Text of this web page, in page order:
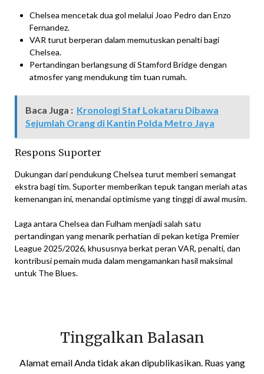
Chelsea mencetak dua gol melalui Joao Pedro dan Enzo
Fernandez.
VAR turut berperan dalam memutuskan penalti bagi
Chelsea.
Pertandingan berlangsung di Stamford Bridge dengan
atmosfer yang mendukung tim tuan rumah.
Baca Juga : Kronologi Staf Lokataru Dibawa
Sejumlah Orang di Kantin Polda Metro Jaya
Respons Suporter
Dukungan dari pendukung Chelsea turut memberi semangat
ekstra bagi tim. Suporter memberikan tepuk tangan meriah atas
kemenangan ini, menandai optimisme yang tinggi di awal musim.
Laga antara Chelsea dan Fulham menjadi salah satu
pertandingan yang menarik perhatian di pekan ketiga Premier
League 2025/2026, khususnya berkat peran VAR, penalti, dan
kontribusi pemain muda dalam mengamankan hasil maksimal
untuk The Blues.
Tinggalkan Balasan
Alamat email Anda tidak akan dipublikasikan. Ruas yang